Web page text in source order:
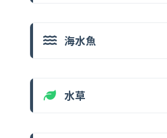
海水魚
水草